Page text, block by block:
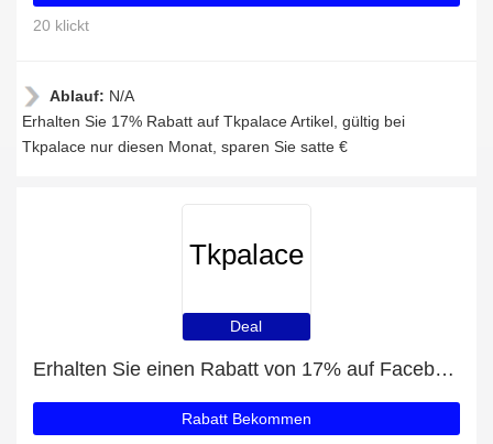
20 klickt
Ablauf: N/A
Erhalten Sie 17% Rabatt auf Tkpalace Artikel, gültig bei
Tkpalace nur diesen Monat, sparen Sie satte €
Tkpalace
Deal
Erhalten Sie einen Rabatt von 17% auf Facebook-Likes
Rabatt Bekommen